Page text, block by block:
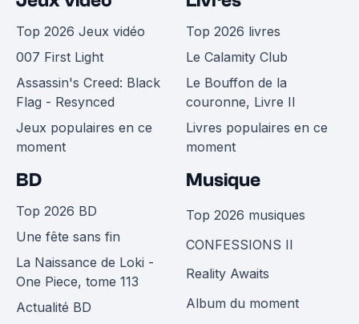
Top 2026 Jeux vidéo
007 First Light
Assassin's Creed: Black
Flag - Resynced
Jeux populaires en ce
moment
Top 2026 livres
Le Calamity Club
Le Bouffon de la
couronne, Livre II
Livres populaires en ce
moment
BD
Top 2026 BD
Une fête sans fin
La Naissance de Loki -
One Piece, tome 113
Actualité BD
Musique
Top 2026 musiques
CONFESSIONS II
Reality Awaits
Album du moment